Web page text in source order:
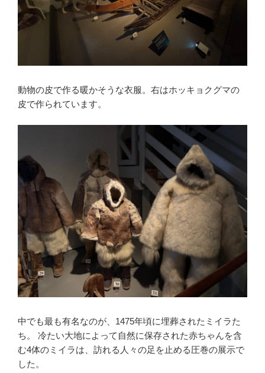
動物の皮で作る暖かそうな衣服。右はホッキョクグマの
皮で作られています。
中でも最も有名なのが、1475年頃に埋葬されたミイラた
ち。 冷たい大地によって自然に保存された赤ちゃんを含
む4体のミイラは、訪れる人々の足を止める圧巻の展示で
した。